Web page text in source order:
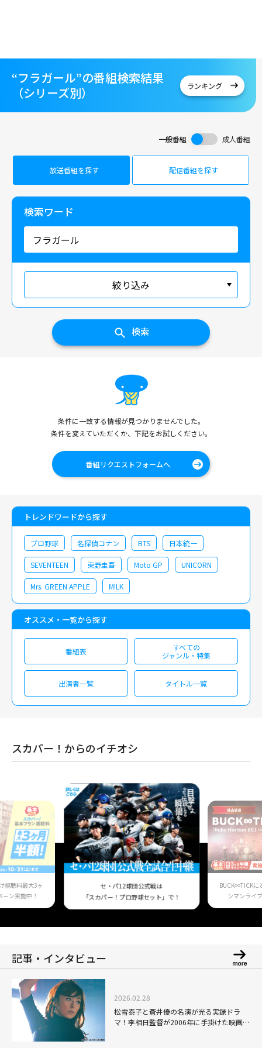
“フラガール”の番組検索結果
（シリーズ別）
ランキング
一般番組 成人番組
放送番組を探す 配信番組を探す
検索ワード
絞り込み
検索
条件に一致する情報が見つかりませんでした。
条件を変えていただくか、下記をお試しください。
番組リクエストフォームへ
トレンドワードから探す
プロ野球 名探偵コナン BTS 日本統一
SEVENTEEN 東野圭吾 Moto GP UNICORN
Mrs. GREEN APPLE M!LK
オススメ・一覧から探す
番組表
すべての
ジャンル・特集
出演者一覧 タイトル一覧
スカパー！からのイチオシ
視聴料最大3ヶ
ン実施中！
セ・パ12球団公式戦は
「スカパー！プロ野球セット」で！
BUCK∞TICKに
ンマンライ
記事・インタビュー
2026.02.28
松雪泰子と蒼井優の名演が光る実録ドラ
マ！李相日監督が2006年に手掛けた映画